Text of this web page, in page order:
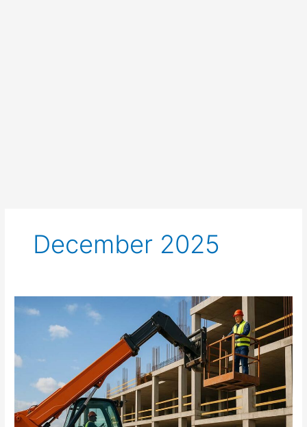
December 2025
povećate
gradilišta
jednim
telehenderom?